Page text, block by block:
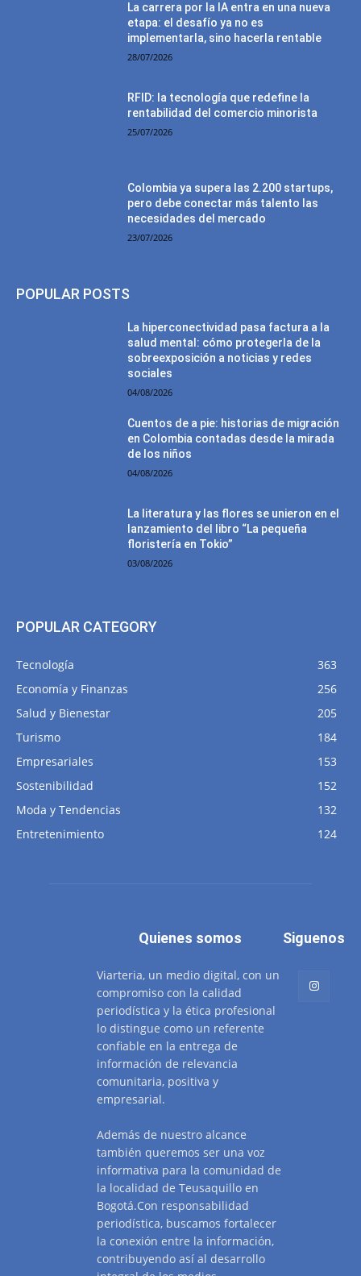
La carrera por la IA entra en una nueva
etapa: el desafío ya no es
implementarla, sino hacerla rentable
28/07/2026
RFID: la tecnología que redefine la
rentabilidad del comercio minorista
25/07/2026
Colombia ya supera las 2.200 startups,
pero debe conectar más talento las
necesidades del mercado
23/07/2026
POPULAR POSTS
La hiperconectividad pasa factura a la
salud mental: cómo protegerla de la
sobreexposición a noticias y redes
sociales
04/08/2026
Cuentos de a pie: historias de migración
en Colombia contadas desde la mirada
de los niños
04/08/2026
La literatura y las flores se unieron en el
lanzamiento del libro “La pequeña
floristería en Tokio”
03/08/2026
POPULAR CATEGORY
Tecnología
363
Economía y Finanzas
256
Salud y Bienestar
205
Turismo
184
Empresariales
153
Sostenibilidad
152
Moda y Tendencias
132
Entretenimiento
124
Quienes somos
Viarteria, un medio digital, con un
compromiso con la calidad
periodística y la ética profesional
lo distingue como un referente
confiable en la entrega de
información de relevancia
comunitaria, positiva y
empresarial.
Además de nuestro alcance
también queremos ser una voz
informativa para la comunidad de
la localidad de Teusaquillo en
Bogotá.Con responsabilidad
periodística, buscamos fortalecer
la conexión entre la información,
contribuyendo así al desarrollo
Siguenos